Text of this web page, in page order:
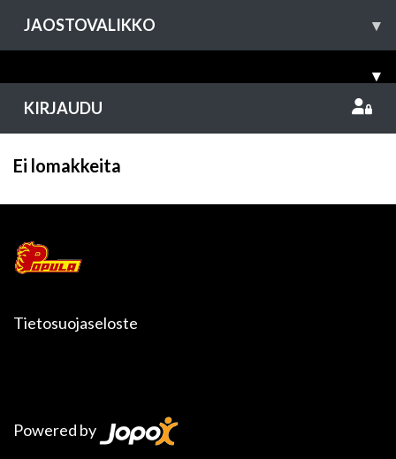
JAOSTOVALIKKO ▾
▾
KIRJAUDU
Ei lomakkeita
Tietosuojaseloste
Powered by